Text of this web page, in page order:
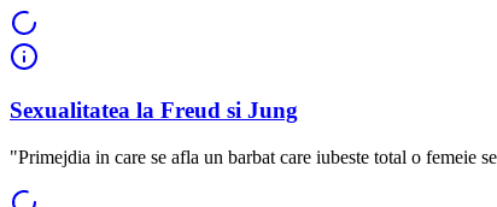
Sexualitatea la Freud si Jung
"Primejdia in care se afla un barbat care iubeste total o femeie